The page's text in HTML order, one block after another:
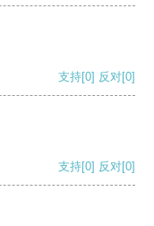
支持[0] 反对[0]
支持[0] 反对[0]